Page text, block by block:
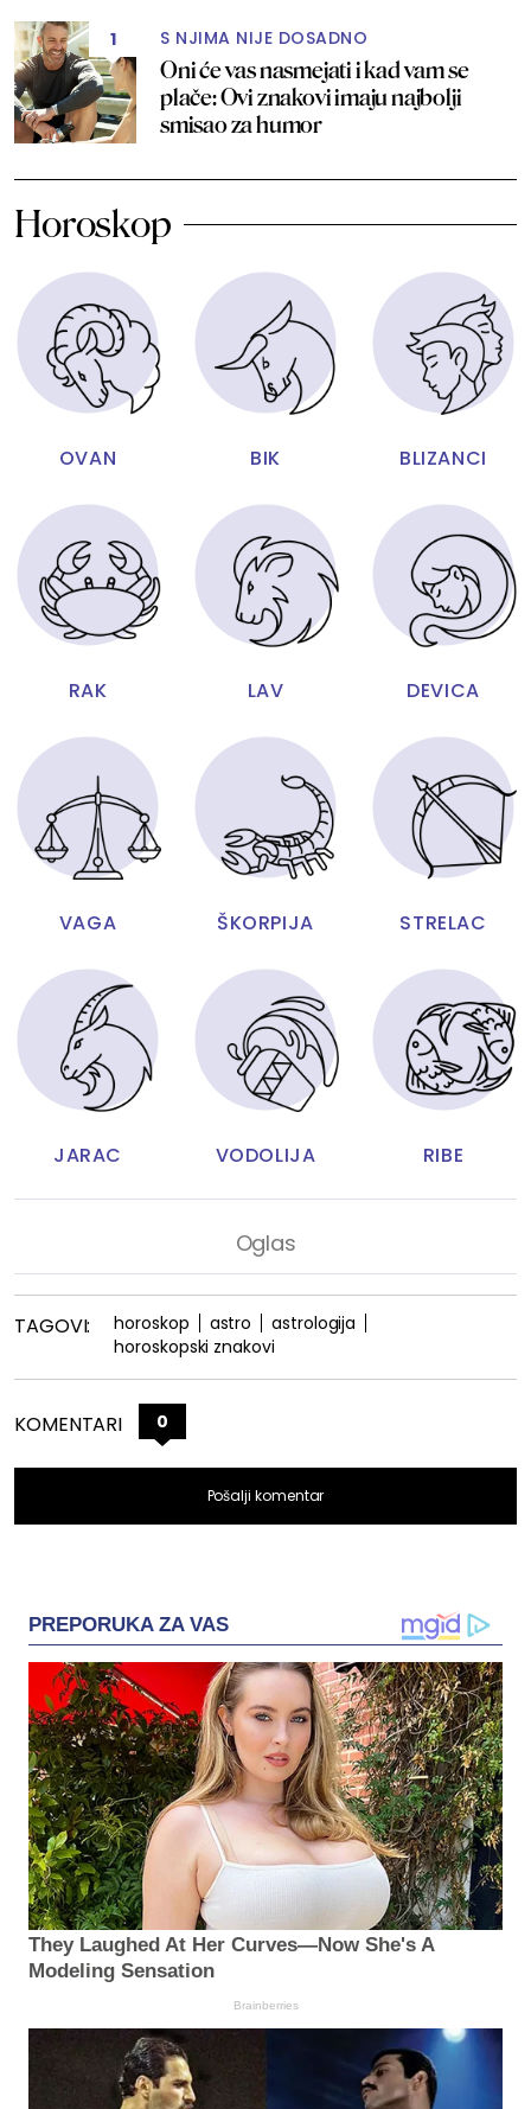
1 S NJIMA NIJE DOSADNO
Oni će vas nasmejati i kad vam se
plače: Ovi znakovi imaju najbolji
smisao za humor
Horoskop
OVAN BIK BLIZANCI
RAK LAV DEVICA
VAGA ŠKORPIJA STRELAC
JARAC VODOLIJA RIBE
TAGOVI: horoskop astro
astrologija
horoskopski znakovi
KOMENTARI 0
Pošalji komentar
PREPORUKA ZA VAS
They Laughed At Her Curves—Now She's A
Modeling Sensation
Brainberries